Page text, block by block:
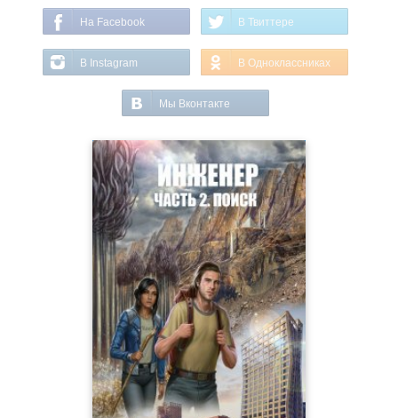
На Facebook В Твиттере
В Instagram В Одноклассниках
Мы Вконтакте